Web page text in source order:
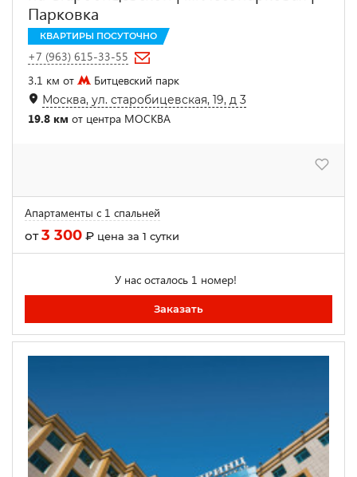
Парковка
КВАРТИРЫ ПОСУТОЧНО
+7 (963) 615-33-55
3.1 км от
Битцевский парк
Москва, ул. старобицевская, 19, д 3
19.8 км от центра МОСКВА
Апартаменты с 1 спальней
от3 300 ₽ цена за 1 сутки
У нас осталось 1 номер!
Заказать